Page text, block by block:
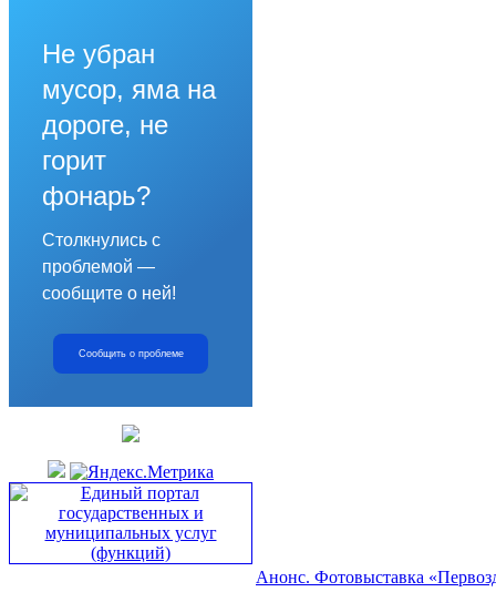
Не убран
мусор, яма на
дороге, не
горит
фонарь?
Столкнулись с
проблемой —
сообщите о ней!
Сообщить о проблеме
Анонс. Фотовыставка